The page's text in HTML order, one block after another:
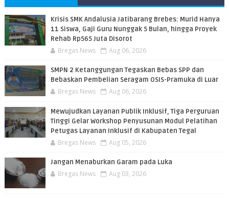
Krisis SMK Andalusia Jatibarang Brebes: Murid Hanya
11 Siswa, Gaji Guru Nunggak 5 Bulan, hingga Proyek
Rehab Rp565 Juta Disorot
Bregas News Aug 06, 2026
SMPN 2 Ketanggungan Tegaskan Bebas SPP dan
Bebaskan Pembelian Seragam OSIS-Pramuka di Luar
Bregas News Aug 06, 2026
​Mewujudkan Layanan Publik Inklusif, Tiga Perguruan
Tinggi Gelar Workshop Penyusunan Modul Pelatihan
Petugas Layanan Inklusif di Kabupaten Tegal
Bregas News Aug 05, 2026
Jangan Menaburkan Garam pada Luka
Bregas News Aug 03, 2026